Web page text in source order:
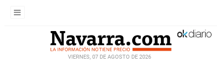
VIERNES, 07 DE AGOSTO DE 2026